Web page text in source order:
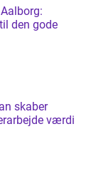
den gode
værdi